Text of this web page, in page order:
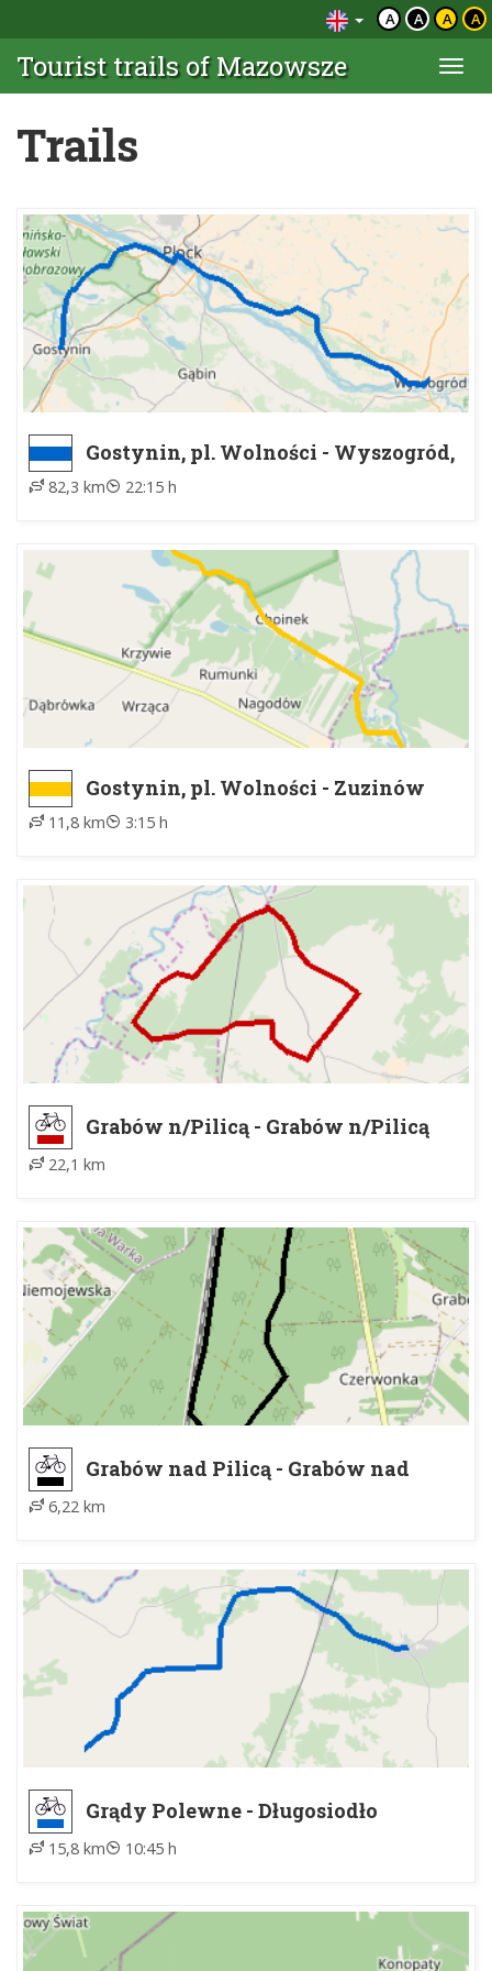
A A A A
Tourist trails of Mazowsze
Trails
Gostynin, pl. Wolności - Wyszogród,
82,3 km 22:15 h
Gostynin, pl. Wolności - Zuzinów
11,8 km 3:15 h
Grabów n/Pilicą - Grabów n/Pilicą
22,1 km
Grabów nad Pilicą - Grabów nad
6,22 km
Grądy Polewne - Długosiodło
15,8 km 10:45 h